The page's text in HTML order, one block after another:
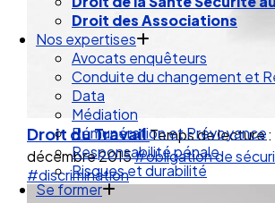
Droit des Associations
Nos expertises
Avocats enquêteurs
Conduite du changement et
Data
Médiation
Rémunération et Prévoyance
Responsabilité pénale
Risques et durabilité
Se former
Droit du TravailTemps de lecture :
décembre 2015#obligation de
#discrimination